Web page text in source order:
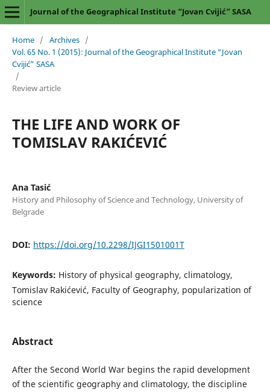
Journal of the Geographical Institute “Jovan Cvijić” SASA
Home / Archives /
Vol. 65 No. 1 (2015): Journal of the Geographical Institute “Jovan
Cvijić” SASA
/
Review article
THE LIFE AND WORK OF
TOMISLAV RAKIĆEVIĆ
Ana Tasić
History and Philosophy of Science and Technology, University of
Belgrade
DOI: https://doi.org/10.2298/IJGI1501001T
Keywords: History of physical geography, climatology,
Tomislav Rakićević, Faculty of Geography, popularization of
science
Abstract
After the Second World War begins the rapid development
of the scientific geography and climatology, the discipline